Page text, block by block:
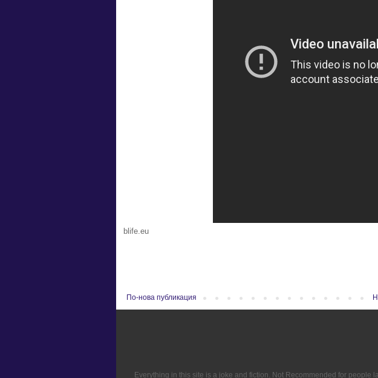
blife.eu
По-нова публикация
Everything in this site is a joke and fiction. Not Recommended for people